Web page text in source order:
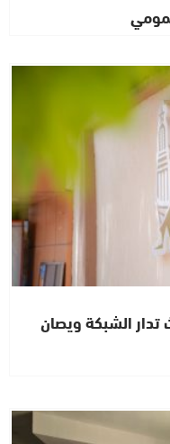
تدار الشبكة ويصان